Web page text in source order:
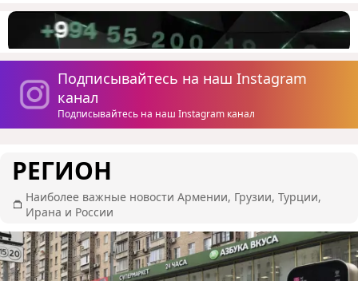
Подписывайтесь на наш Instagram
канал
Подписывайтесь на наш Instagram канал
РЕГИОН
Наиболее важные новости Армении, Грузии, Турции,
Ирана и России